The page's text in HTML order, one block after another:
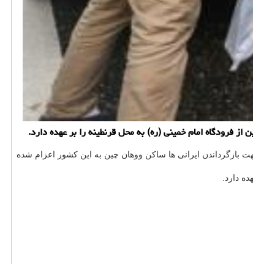
فرودگاه امام خمینی (ره) به محل قرنطینه را بر عهده دارد.
بازگرداندن ایرانی ها ساكن ووهان چین به این كشور اعزام شده
دارد.